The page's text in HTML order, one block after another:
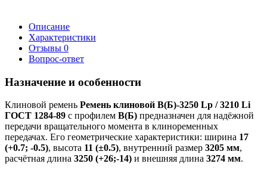
Описание
Характеристики
Отзывы 0
Вопрос-ответ
Назначение и особенности
Клиновой ремень Ремень клиновой В(Б)-3250 Lp / 3210 Li
ГОСТ 1284-89 с профилем В(Б) предназначен для надёжной
передачи вращательного момента в клиноременных
передачах. Его геометрические характеристики: ширина 17
(+0.7; -0.5), высота 11 (±0.5), внутренний размер 3205 мм,
расчётная длина 3250 (+26;-14) и внешняя длина 3274 мм.